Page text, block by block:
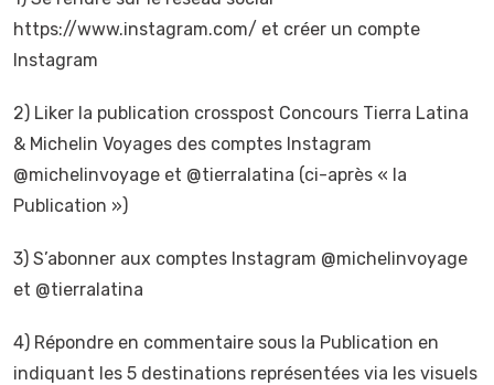
https://www.instagram.com/ et créer un compte
Instagram
2) Liker la publication crosspost Concours Tierra Latina
& Michelin Voyages des comptes Instagram
@michelinvoyage et @tierralatina (ci-après « la
Publication »)
3) S’abonner aux comptes Instagram @michelinvoyage
et @tierralatina
4) Répondre en commentaire sous la Publication en
indiquant les 5 destinations représentées via les visuels